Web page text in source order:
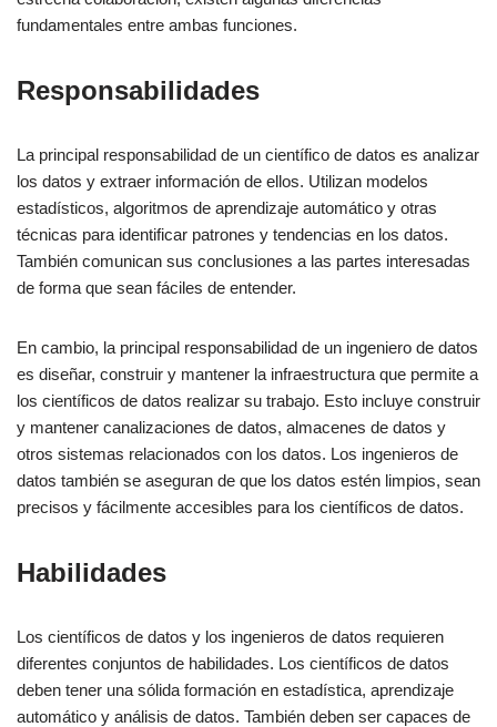
fundamentales entre ambas funciones.
Responsabilidades
La principal responsabilidad de un científico de datos es analizar
los datos y extraer información de ellos. Utilizan modelos
estadísticos, algoritmos de aprendizaje automático y otras
técnicas para identificar patrones y tendencias en los datos.
También comunican sus conclusiones a las partes interesadas
de forma que sean fáciles de entender.
En cambio, la principal responsabilidad de un ingeniero de datos
es diseñar, construir y mantener la infraestructura que permite a
los científicos de datos realizar su trabajo. Esto incluye construir
y mantener canalizaciones de datos, almacenes de datos y
otros sistemas relacionados con los datos. Los ingenieros de
datos también se aseguran de que los datos estén limpios, sean
precisos y fácilmente accesibles para los científicos de datos.
Habilidades
Los científicos de datos y los ingenieros de datos requieren
diferentes conjuntos de habilidades. Los científicos de datos
deben tener una sólida formación en estadística, aprendizaje
automático y análisis de datos. También deben ser capaces de